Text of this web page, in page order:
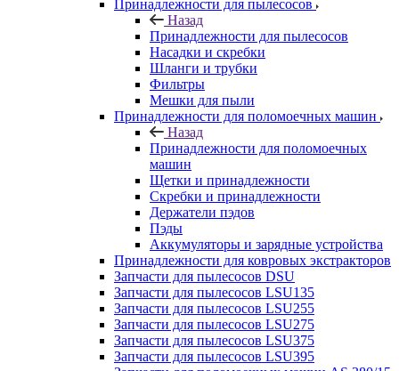
Принадлежности для пылесосов
Назад
Принадлежности для пылесосов
Насадки и скребки
Шланги и трубки
Фильтры
Мешки для пыли
Принадлежности для поломоечных машин
Назад
Принадлежности для поломоечных
машин
Щетки и принадлежности
Скребки и принадлежности
Держатели пэдов
Пэды
Аккумуляторы и зарядные устройства
Принадлежности для ковровых экстракторов
Запчасти для пылесосов DSU
Запчасти для пылесосов LSU135
Запчасти для пылесосов LSU255
Запчасти для пылесосов LSU275
Запчасти для пылесосов LSU375
Запчасти для пылесосов LSU395